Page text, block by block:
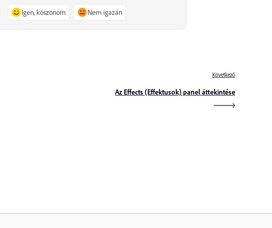
Igen, köszönöm Nem igazán
Következő
Az Effects (Effektusok) panel áttekintése